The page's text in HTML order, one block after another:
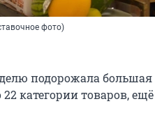
фото)
подорожала большая
категории товаров,